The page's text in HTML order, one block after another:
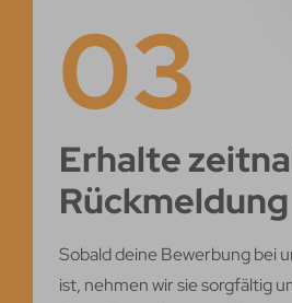
03
Erhalte
Rückmeldung
Sobald deine Bewerbung bei
ist, nehmen wir sie sorgfältig